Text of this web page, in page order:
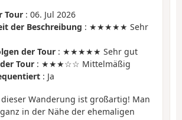
Tour : 06. Jul 2026
der Beschreibung : ★★★★★ Sehr
der Tour : ★★★★★ Sehr gut
Tour : ★★★☆☆ Mittelmäßig
: Ja
dieser Wanderung ist großartig! Man
in der Nähe der ehemaligen